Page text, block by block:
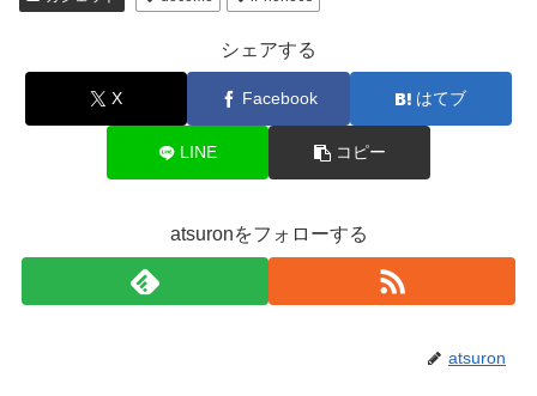
シェアする
X Facebook はてブ
LINE コピー
atsuronをフォローする
atsuron